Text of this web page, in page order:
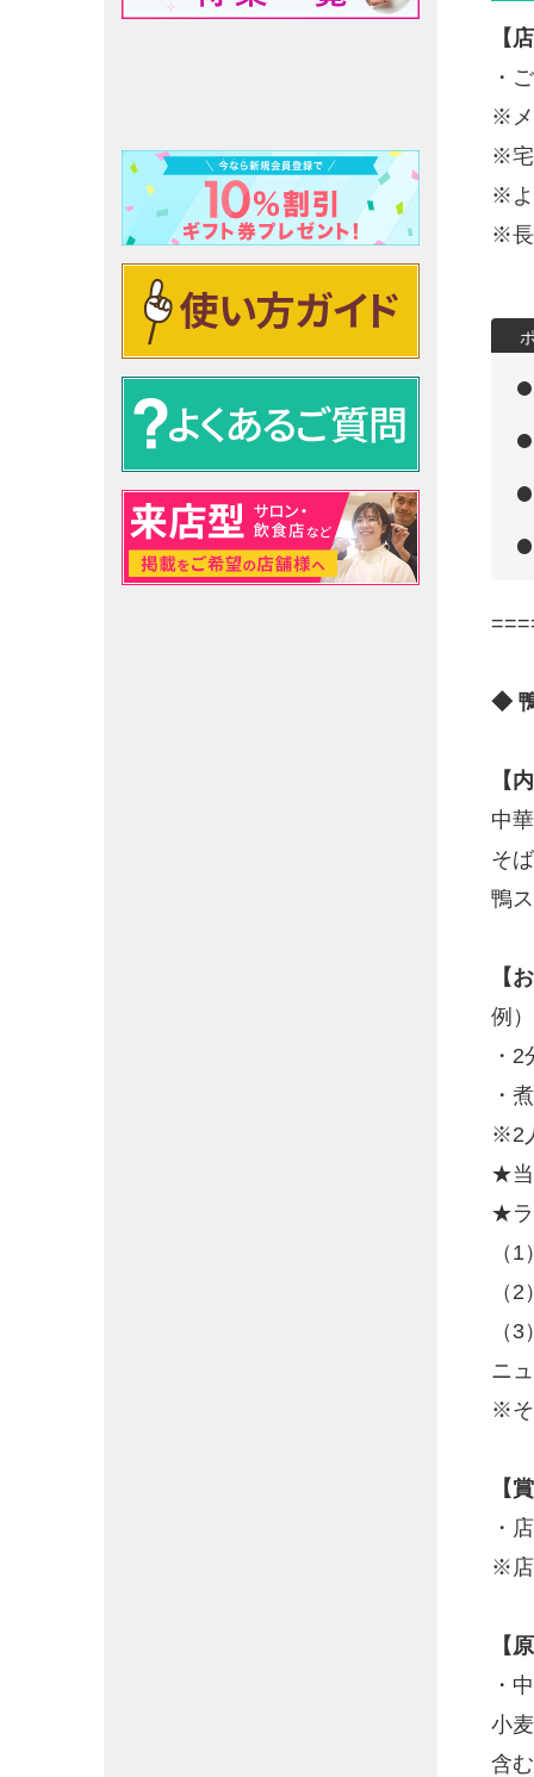
【
・
※メ
※宅
※よ
※長
◆
【
中
そ
鴨
【
例
・
・
※2
★当
★ラ
（
（
（
ニ
※そ
【
・
※店
【
・
小
含